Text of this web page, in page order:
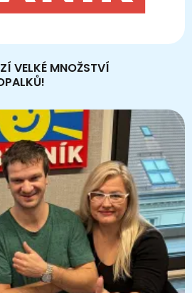
VELKÉ MNOŽSTVÍ